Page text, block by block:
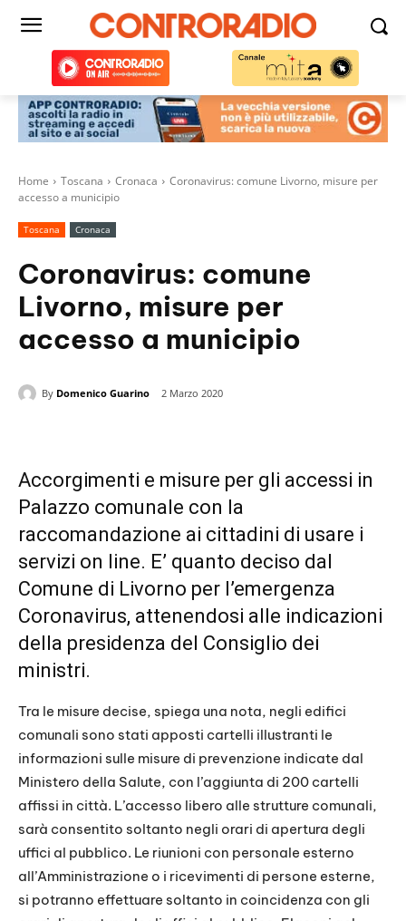
Home Toscana Cronaca
Coronavirus: comune Livorno, misure per
accesso a municipio
Toscana Cronaca
Coronavirus: comune
Livorno, misure per
accesso a municipio
By Domenico Guarino 2 Marzo 2020
Accorgimenti e misure per gli accessi in
Palazzo comunale con la
raccomandazione ai cittadini di usare i
servizi on line. E’ quanto deciso dal
Comune di Livorno per l’emergenza
Coronavirus, attenendosi alle indicazioni
della presidenza del Consiglio dei
ministri.
Tra le misure decise, spiega una nota, negli edifici
comunali sono stati apposti cartelli illustranti le
informazioni sulle misure di prevenzione indicate dal
Ministero della Salute, con l’aggiunta di 200 cartelli
affissi in città. L’accesso libero alle strutture comunali,
sarà consentito soltanto negli orari di apertura degli
uffici al pubblico. Le riunioni con personale esterno
all’Amministrazione o i ricevimenti di persone esterne,
si potranno effettuare soltanto in coincidenza con gli